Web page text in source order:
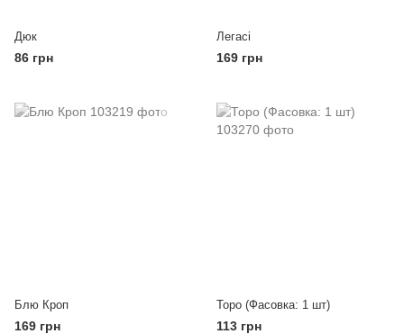
Дюк
86 грн
Легасі
169 грн
Блю Кроп
169 грн
Торо (Фасовка: 1 шт)
113 грн